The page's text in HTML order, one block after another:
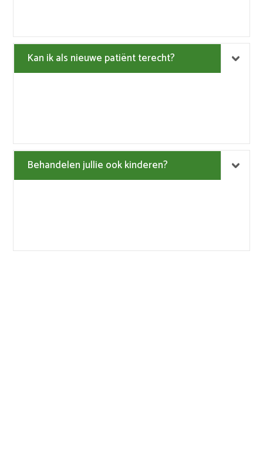
Kan ik als nieuwe patiënt terecht?
Behandelen jullie ook kinderen?